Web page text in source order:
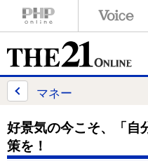
マネー
好景気の今こそ、「自
策を！